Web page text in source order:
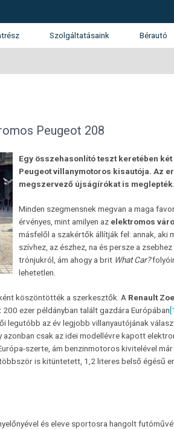
Szolgáltatásaink
Garancia és Assistance
Flotta
Bérautó
Peugeot 208
Egy összehasonlító teszt keretében
Peugeot villanymotoros kisautója. Az
megszervező újságírókat is meglepték.
Minden szegmensnek megvan a maga
érvényes, mint amilyen az elektromos
másfelől a szakértők állítják fel: annak, aki
szívhez, az észhez, na és persze a
trónjukról, ám ahogy a brit What Car?
lehetetlen.
köszöntötték a szerkesztők. A Renault Zoe
ezer példányban talált gazdára Európában
legutóbb az év legjobb villanyautójának
azonban csak az idei modellévre kapott
szerte, ám benzinmotoros kivitelével
is kitüntetett, 1,2 literes belső égésű
és eleve sportosra hangolt